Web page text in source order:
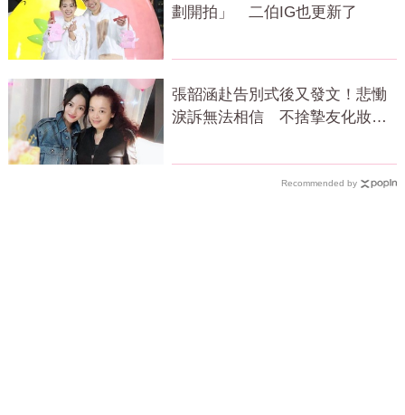
劃開拍」 二伯IG也更新了
張韶涵赴告別式後又發文！悲慟
淚訴無法相信 不捨摯友化妝師
Recommended by